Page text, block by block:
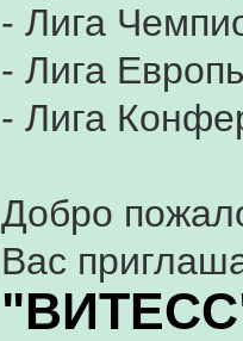
- Лига
- Лига
- Лига
Добро
Вас